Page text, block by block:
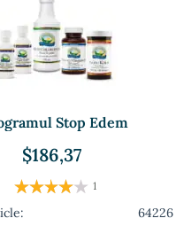
Stop Edem
$186,37
1
64226